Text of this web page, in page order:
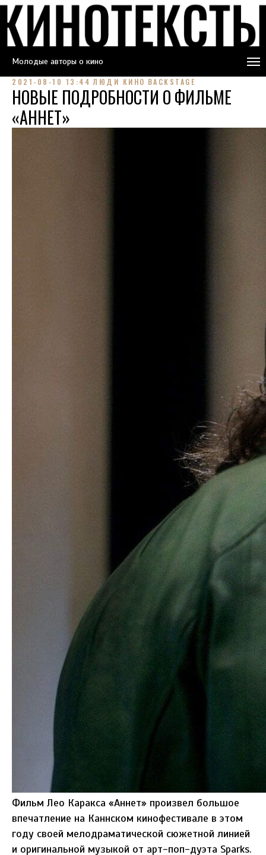
Молодые авторы о кино
2021-08-10 13:44 ЛЮДИ КИНО BACKSTAGE
НОВЫЕ ПОДРОБНОСТИ О ФИЛЬМЕ
«АННЕТ»
Фильм Лео Каракса «Аннет» произвел большое
впечатление на Каннском кинофестивале в этом
году своей мелодраматической сюжетной линией
и оригинальной музыкой от арт-поп-дуэта Sparks.